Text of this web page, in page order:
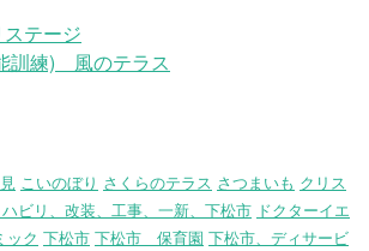
テージ
訓練) 風のテラス
こいのぼり さくらのテラス さつまいも クリス
ビリ、改装、工事、一新、下松市 ドクターイエ
ック 下松市 下松市 保育園 下松市、ディサービ